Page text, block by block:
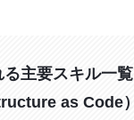
る主要スキル一覧
as Code）